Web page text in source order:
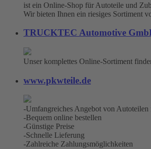
ist ein Online-Shop für Autoteile und
Wir bieten Ihnen ein riesiges Sortiment
TRUCKTEC Automotive
Unser komplettes Online-Sortiment
www.pkwteile.de
-Umfangreiches Angebot von
-Bequem online bestellen
-Günstige Preise
-Schnelle Lieferung
-Zahlreiche Zahlungsmöglichkeiten